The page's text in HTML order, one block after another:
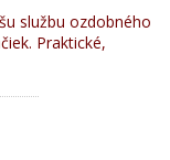
službu ozdobného
Praktické,